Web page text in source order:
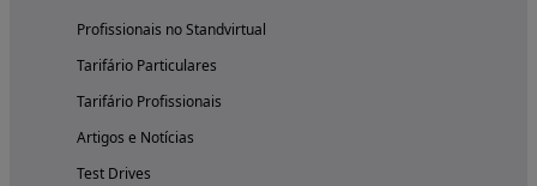
Profissionais no Standvirtual
Tarifário Particulares
Tarifário Profissionais
Artigos e Notícias
Test Drives